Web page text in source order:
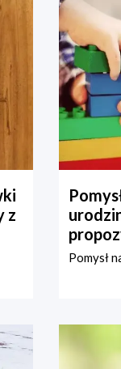
z
Pomysł